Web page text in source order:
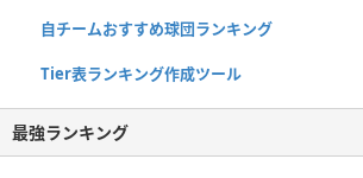
自チームおすすめ球団ランキング
Tier表ランキング作成ツール
最強ランキング